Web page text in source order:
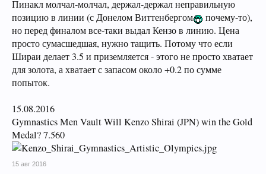
Пинакл молчал-молчал, держал-держал неправильную
позицию в линии (с Донелом Виттенбергом
почему-то),
но перед финалом все-таки выдал Кензо в линию. Цена
просто сумасшедшая, нужно тащить. Потому что если
Шираи делает 3.5 и приземляется - этого не просто хватает
для золота, а хватает с запасом около +0.2 по сумме
попыток.
15.08.2016
Gymnastics Men Vault Will Kenzo Shirai (JPN) win the Gold
Medal? 7.560
15 авг 2016